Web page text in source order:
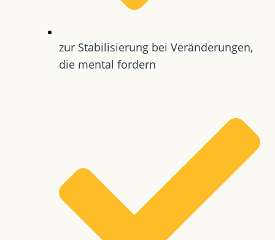
zur Stabilisierung bei Veränderungen,
die mental fordern